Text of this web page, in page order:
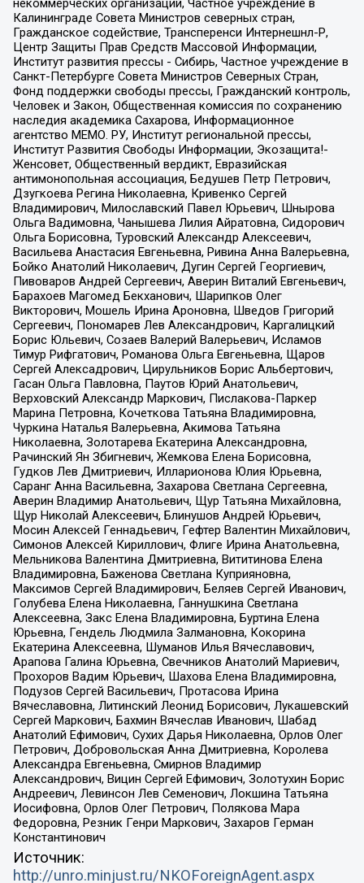
некоммерческих организаций, Частное учреждение в
Калининграде Совета Министров северных стран,
Гражданское содействие, Трансперенси Интернешнл-Р,
Центр Защиты Прав Средств Массовой Информации,
Институт развития прессы - Сибирь, Частное учреждение в
Санкт-Петербурге Совета Министров Северных Стран,
Фонд поддержки свободы прессы, Гражданский контроль,
Человек и Закон, Общественная комиссия по сохранению
наследия академика Сахарова, Информационное
агентство МЕМО. РУ, Институт региональной прессы,
Институт Развития Свободы Информации, Экозащита!-
Женсовет, Общественный вердикт, Евразийская
антимонопольная ассоциация, Бедушев Петр Петрович,
Дзугкоева Регина Николаевна, Кривенко Сергей
Владимирович, Милославский Павел Юрьевич, Шнырова
Ольга Вадимовна, Чанышева Лилия Айратовна, Сидорович
Ольга Борисовна, Туровский Александр Алексеевич,
Васильева Анастасия Евгеньевна, Ривина Анна Валерьевна,
Бойко Анатолий Николаевич, Дугин Сергей Георгиевич,
Пивоваров Андрей Сергеевич, Аверин Виталий Евгеньевич,
Барахоев Магомед Бекханович, Шарипков Олег
Викторович, Мошель Ирина Ароновна, Шведов Григорий
Сергеевич, Пономарев Лев Александрович, Каргалицкий
Борис Юльевич, Созаев Валерий Валерьевич, Исламов
Тимур Рифгатович, Романова Ольга Евгеньевна, Щаров
Сергей Алексадрович, Цирульников Борис Альбертович,
Гасан Ольга Павловна, Паутов Юрий Анатольевич,
Верховский Александр Маркович, Пислакова-Паркер
Марина Петровна, Кочеткова Татьяна Владимировна,
Чуркина Наталья Валерьевна, Акимова Татьяна
Николаевна, Золотарева Екатерина Александровна,
Рачинский Ян Збигневич, Жемкова Елена Борисовна,
Гудков Лев Дмитриевич, Илларионова Юлия Юрьевна,
Саранг Анна Васильевна, Захарова Светлана Сергеевна,
Аверин Владимир Анатольевич, Щур Татьяна Михайловна,
Щур Николай Алексеевич, Блинушов Андрей Юрьевич,
Мосин Алексей Геннадьевич, Гефтер Валентин Михайлович,
Симонов Алексей Кириллович, Флиге Ирина Анатольевна,
Мельникова Валентина Дмитриевна, Вититинова Елена
Владимировна, Баженова Светлана Куприяновна,
Максимов Сергей Владимирович, Беляев Сергей Иванович,
Голубева Елена Николаевна, Ганнушкина Светлана
Алексеевна, Закс Елена Владимировна, Буртина Елена
Юрьевна, Гендель Людмила Залмановна, Кокорина
Екатерина Алексеевна, Шуманов Илья Вячеславович,
Арапова Галина Юрьевна, Свечников Анатолий Мариевич,
Прохоров Вадим Юрьевич, Шахова Елена Владимировна,
Подузов Сергей Васильевич, Протасова Ирина
Вячеславовна, Литинский Леонид Борисович, Лукашевский
Сергей Маркович, Бахмин Вячеслав Иванович, Шабад
Анатолий Ефимович, Сухих Дарья Николаевна, Орлов Олег
Петрович, Добровольская Анна Дмитриевна, Королева
Александра Евгеньевна, Смирнов Владимир
Александрович, Вицин Сергей Ефимович, Золотухин Борис
Андреевич, Левинсон Лев Семенович, Локшина Татьяна
Иосифовна, Орлов Олег Петрович, Полякова Мара
Федоровна, Резник Генри Маркович, Захаров Герман
Константинович
Источник:
http://unro.minjust.ru/NKOForeignAgent.aspx